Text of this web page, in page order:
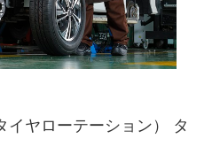
イヤローテーション） タ